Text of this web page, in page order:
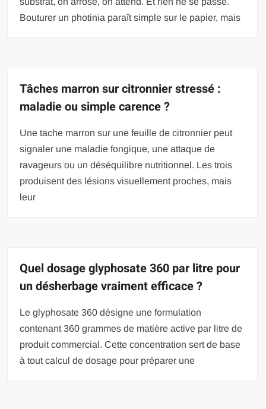
Bouturer un photinia paraît simple sur le papier, mais
Tâches marron sur citronnier stressé :
maladie ou simple carence ?
Une tache marron sur une feuille de citronnier peut
signaler une maladie fongique, une attaque de
ravageurs ou un déséquilibre nutritionnel. Les trois
produisent des lésions visuellement proches, mais
leur
Quel dosage glyphosate 360 par litre pour
un désherbage vraiment efficace ?
Le glyphosate 360 désigne une formulation
contenant 360 grammes de matière active par litre de
produit commercial. Cette concentration sert de base
à tout calcul de dosage pour préparer une